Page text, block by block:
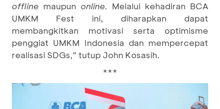
offline maupun online. Melalui kehadiran BCA
UMKM Fest ini, diharapkan dapat
membangkitkan motivasi serta optimisme
penggiat UMKM Indonesia dan mempercepat
realisasi SDGs,” tutup John Kosasih.
***